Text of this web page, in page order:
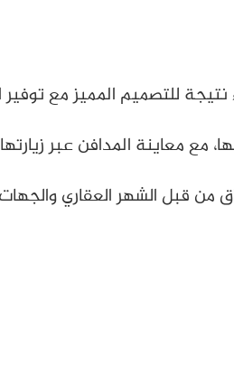
للتصميم المميز مع توفير
المدافن عبر
من قبل الشهر العقاري